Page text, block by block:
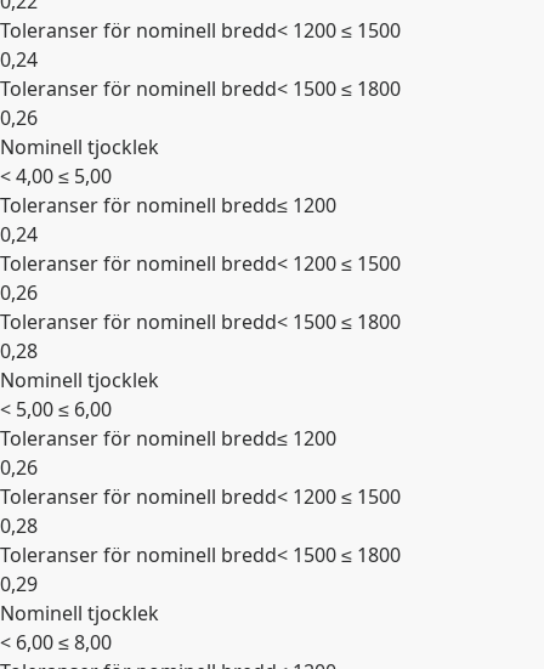
Toleranser för nominell bredd< 1200 ≤ 1500
0,24
Toleranser för nominell bredd< 1500 ≤ 1800
0,26
Expandera
Nominell tjocklek
< 4,00 ≤ 5,00
Toleranser för nominell bredd≤ 1200
0,24
Toleranser för nominell bredd< 1200 ≤ 1500
0,26
Toleranser för nominell bredd< 1500 ≤ 1800
0,28
Expandera
Nominell tjocklek
< 5,00 ≤ 6,00
Toleranser för nominell bredd≤ 1200
0,26
Toleranser för nominell bredd< 1200 ≤ 1500
0,28
Toleranser för nominell bredd< 1500 ≤ 1800
0,29
Expandera
Nominell tjocklek
< 6,00 ≤ 8,00